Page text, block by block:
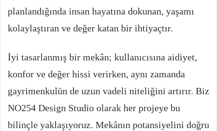
planlandığında insan hayatına dokunan, yaşamı
kolaylaştıran ve değer katan bir ihtiyaçtır.
İyi tasarlanmış bir mekân; kullanıcısına aidiyet,
konfor ve değer hissi verirken, aynı zamanda
gayrimenkulün de uzun vadeli niteliğini artırır. Biz
NO254 Design Studio olarak her projeye bu
bilinçle yaklaşıyoruz. Mekânın potansiyelini doğru